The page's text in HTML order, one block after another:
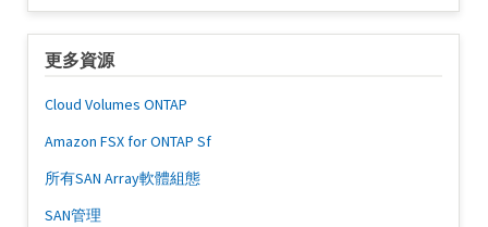
更多資源
Cloud Volumes ONTAP
Amazon FSX for ONTAP Sf
所有SAN Array軟體組態
SAN管理